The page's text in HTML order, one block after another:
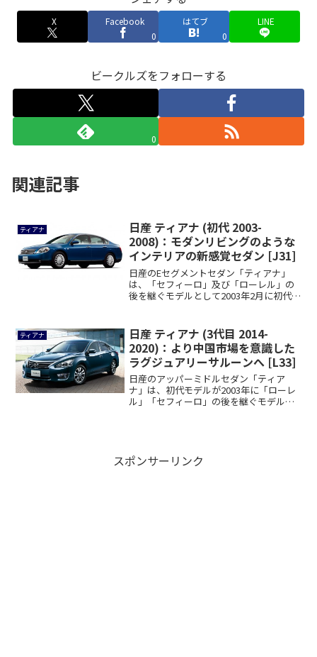
X
Facebook
0
はてブ
0
LINE
ビークルズをフォローする
0
関連記事
ティアナ
日産 ティアナ (初代 2003-
2008)：モダンリビングのような
インテリアの新感覚セダン [J31]
日産のEセグメントセダン「ティアナ」
は、「セフィーロ」及び「ローレル」の
後を継ぐモデルとして2003年2月に初代モ
ティアナ
日産 ティアナ (3代目 2014-
2020)：より中国市場を意識した
ラグジュアリーサルーンへ [L33]
日産のアッパーミドルセダン「ティア
ナ」は、初代モデルが2003年に「ローレ
ル」「セフィーロ」の後を継ぐモデルと
スポンサーリンク